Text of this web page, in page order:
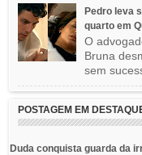
Pedro leva
quarto em
O
Bruna
sem
POSTAGEM EM
Duda conquista guarda da